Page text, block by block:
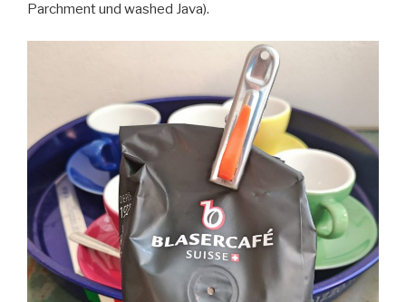
Parchment und washed Java).